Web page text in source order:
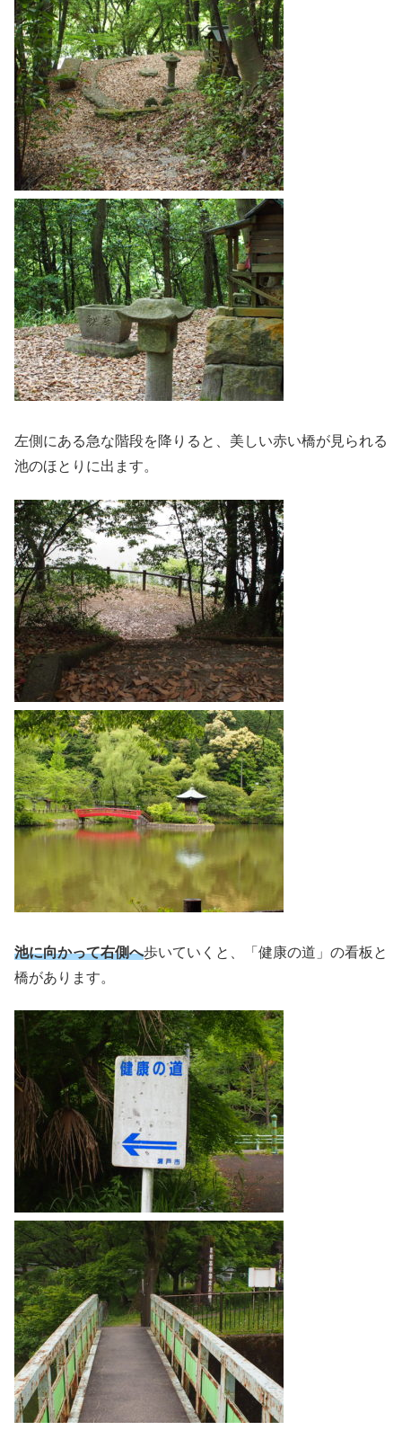
左側にある急な階段を降りると、美しい赤い橋が見られる
池のほとりに出ます。
池に向かって右側へ歩いていくと、「健康の道」の看板と
橋があります。